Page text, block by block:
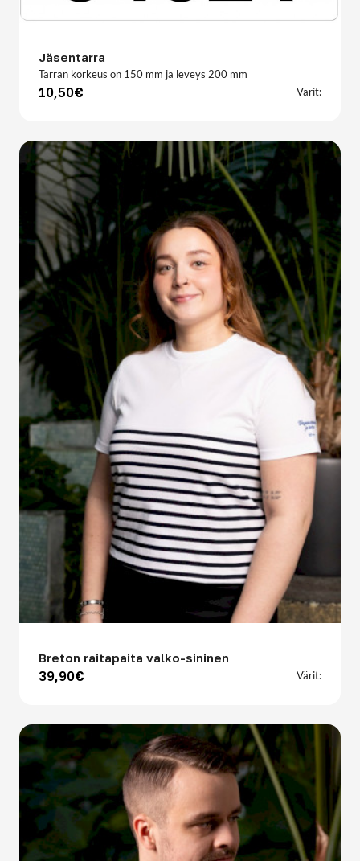
Jäsentarra
Tarran korkeus on 150 mm ja leveys 200 mm
10,50€ Värit:
Breton raitapaita valko-sininen
39,90€ Värit: